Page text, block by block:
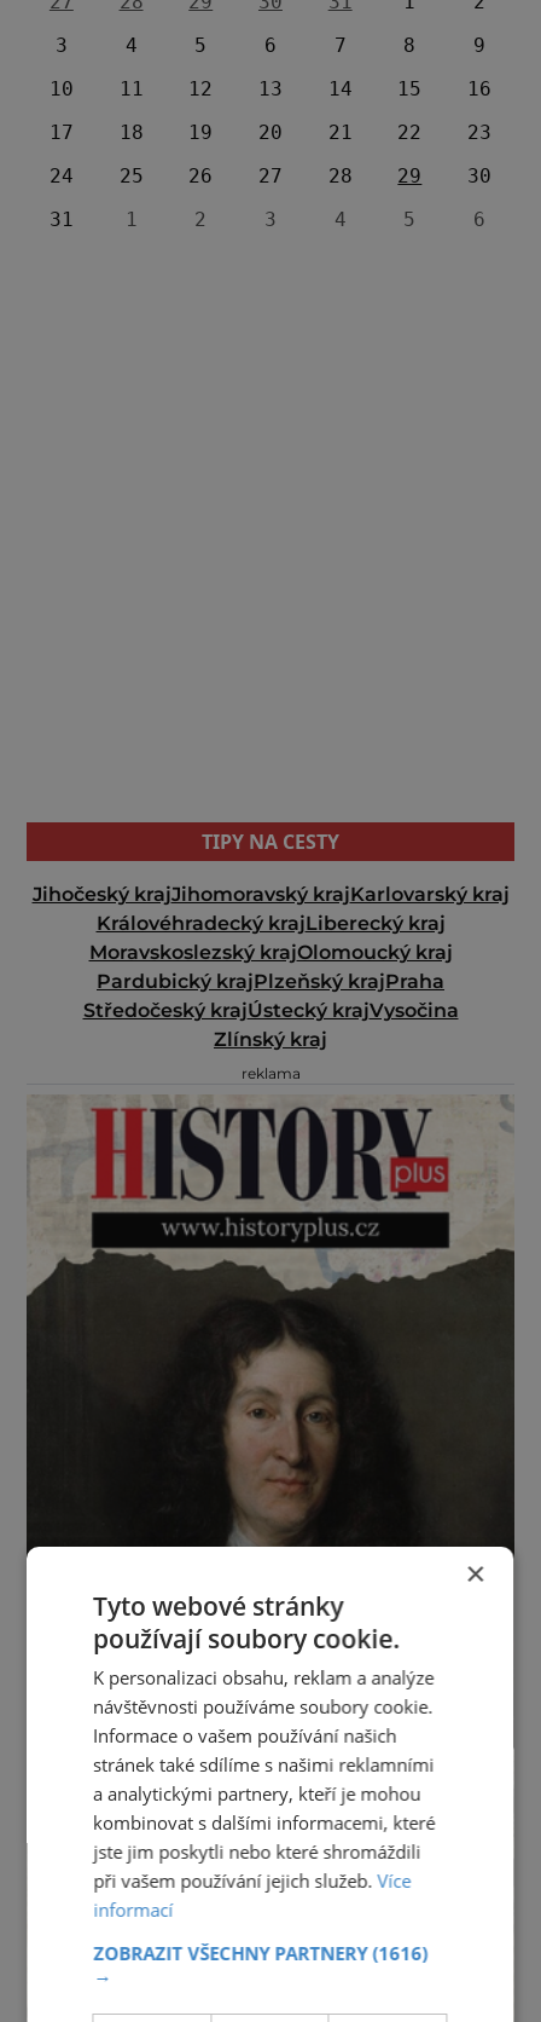
3
4 5 6 7 8
9
10
11 12 13 14 15
16
17
18 19 20 21 22
23
24
25 26 27 28 29
30
31
1 2 3 4 5 6
TIPY NA CESTY
Jihočeský krajJihomoravský krajKarlovarský kraj
Královéhradecký krajLiberecký kraj
Moravskoslezský krajOlomoucký kraj
Pardubický krajPlzeňský krajPraha
Středočeský krajÚstecký krajVysočina
Zlínský kraj
reklama
×
Tyto webové stránky
používají soubory cookie.
K personalizaci obsahu, reklam a analýze
návštěvnosti používáme soubory cookie.
Informace o vašem používání našich
stránek také sdílíme s našimi reklamními
a analytickými partnery, kteří je mohou
kombinovat s dalšími informacemi, které
jste jim poskytli nebo které shromáždili
při vašem používání jejich služeb.Více
informací
ZOBRAZIT VŠECHNY PARTNERY(1616)
→